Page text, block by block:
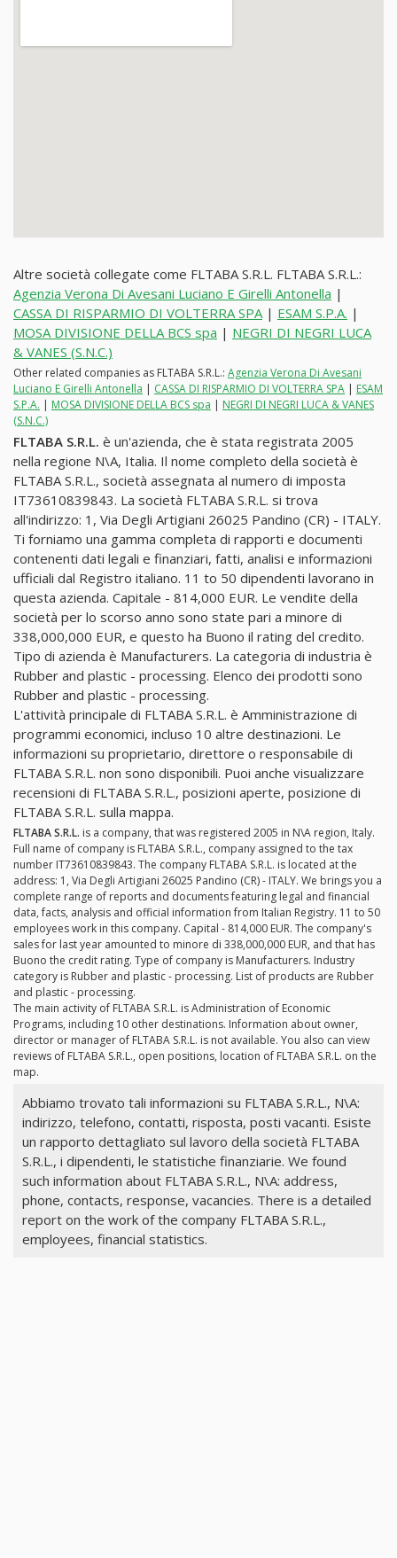
Altre società collegate come FLTABA S.R.L. FLTABA S.R.L.:
Agenzia Verona Di Avesani Luciano E Girelli Antonella |
CASSA DI RISPARMIO DI VOLTERRA SPA | ESAM S.P.A. |
MOSA DIVISIONE DELLA BCS spa | NEGRI DI NEGRI LUCA
& VANES (S.N.C.)
Other related companies as FLTABA S.R.L.: Agenzia Verona Di Avesani
Luciano E Girelli Antonella | CASSA DI RISPARMIO DI VOLTERRA SPA | ESAM
S.P.A. | MOSA DIVISIONE DELLA BCS spa | NEGRI DI NEGRI LUCA & VANES
(S.N.C.)
FLTABA S.R.L. è un'azienda, che è stata registrata 2005
nella regione N\A, Italia. Il nome completo della società è
FLTABA S.R.L., società assegnata al numero di imposta
IT73610839843. La società FLTABA S.R.L. si trova
all'indirizzo: 1, Via Degli Artigiani 26025 Pandino (CR) - ITALY.
Ti forniamo una gamma completa di rapporti e documenti
contenenti dati legali e finanziari, fatti, analisi e informazioni
ufficiali dal Registro italiano. 11 to 50 dipendenti lavorano in
questa azienda. Capitale - 814,000 EUR. Le vendite della
società per lo scorso anno sono state pari a minore di
338,000,000 EUR, e questo ha Buono il rating del credito.
Tipo di azienda è Manufacturers. La categoria di industria è
Rubber and plastic - processing. Elenco dei prodotti sono
Rubber and plastic - processing.
L'attività principale di FLTABA S.R.L. è Amministrazione di
programmi economici, incluso 10 altre destinazioni. Le
informazioni su proprietario, direttore o responsabile di
FLTABA S.R.L. non sono disponibili. Puoi anche visualizzare
recensioni di FLTABA S.R.L., posizioni aperte, posizione di
FLTABA S.R.L. sulla mappa.
FLTABA S.R.L. is a company, that was registered 2005 in N\A region, Italy.
Full name of company is FLTABA S.R.L., company assigned to the tax
number IT73610839843. The company FLTABA S.R.L. is located at the
address: 1, Via Degli Artigiani 26025 Pandino (CR) - ITALY. We brings you a
complete range of reports and documents featuring legal and financial
data, facts, analysis and official information from Italian Registry. 11 to 50
employees work in this company. Capital - 814,000 EUR. The company's
sales for last year amounted to minore di 338,000,000 EUR, and that has
Buono the credit rating. Type of company is Manufacturers. Industry
category is Rubber and plastic - processing. List of products are Rubber
and plastic - processing.
The main activity of FLTABA S.R.L. is Administration of Economic
Programs, including 10 other destinations. Information about owner,
director or manager of FLTABA S.R.L. is not available. You also can view
reviews of FLTABA S.R.L., open positions, location of FLTABA S.R.L. on the
map.
Abbiamo trovato tali informazioni su FLTABA S.R.L., N\A:
indirizzo, telefono, contatti, risposta, posti vacanti. Esiste
un rapporto dettagliato sul lavoro della società FLTABA
S.R.L., i dipendenti, le statistiche finanziarie. We found
such information about FLTABA S.R.L., N\A: address,
phone, contacts, response, vacancies. There is a detailed
report on the work of the company FLTABA S.R.L.,
employees, financial statistics.